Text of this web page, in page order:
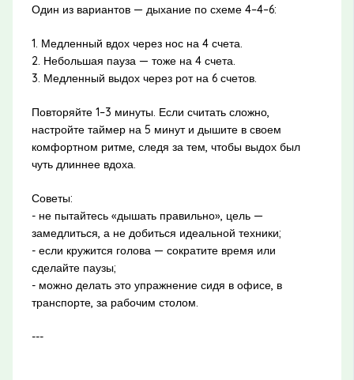
Один из вариантов — дыхание по схеме 4–4–6:
1. Медленный вдох через нос на 4 счета.
2. Небольшая пауза — тоже на 4 счета.
3. Медленный выдох через рот на 6 счетов.
Повторяйте 1–3 минуты. Если считать сложно,
настройте таймер на 5 минут и дышите в своем
комфортном ритме, следя за тем, чтобы выдох был
чуть длиннее вдоха.
Советы:
- не пытайтесь «дышать правильно», цель —
замедлиться, а не добиться идеальной техники;
- если кружится голова — сократите время или
сделайте паузы;
- можно делать это упражнение сидя в офисе, в
транспорте, за рабочим столом.
---